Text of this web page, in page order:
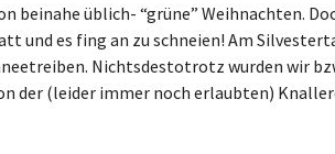
beinahe üblich- “grüne” Weihnachten.
und es fing an zu schneien! Am
Nichtsdestotrotz wurden wir
der (leider immer noch erlaubten)